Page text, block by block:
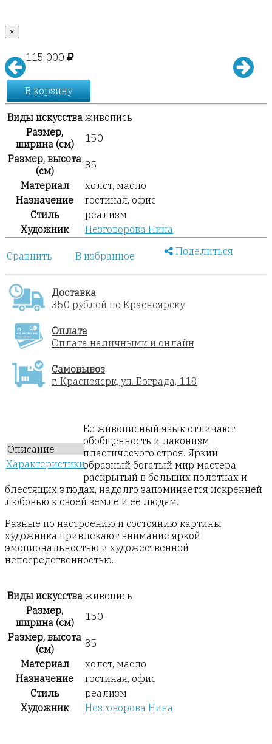
×
115 000
В корзину
Виды искусства живопись
Размер,
ширина (см)
150
Размер, высота
(см)
85
Материал
холст, масло
Назначение
гостиная, офис
Стиль
реализм
Художник
Незговорова Нина
Сравнить В избранное Поделиться
Доставка
350 рублей по Красноярску
Оплата
Оплата наличными и онлайн
Самовывоз
г. Красноясрк, ул. Бограда, 118
Описание
Характеристики
Ее живописный язык отличают
обобщенность и лаконизм
пластического строя. Яркий
образный богатый мир мастера,
раскрытый в больших полотнах и
блестящих этюдах, надолго запоминается искренней
любовью к своей земле и ее людям.
Разные по настроению и состоянию картины
художника привлекают внимание яркой
эмоциональностью и художественной
непосредственностью.
Виды искусства живопись
Размер,
ширина (см)
150
Размер, высота
(см)
85
Материал
холст, масло
Назначение
гостиная, офис
Стиль
реализм
Художник
Незговорова Нина